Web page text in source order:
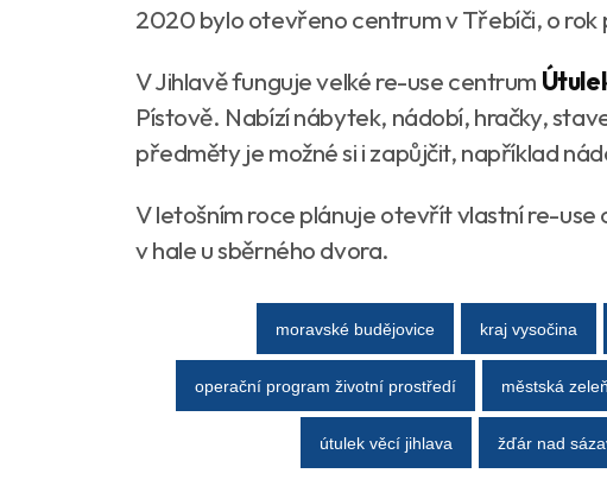
2020 bylo otevřeno centrum v Třebíči, o rok
V Jihlavě funguje velké re-use centrum
Pístově. Nabízí nábytek, nádobí, hračky,
předměty je možné si i zapůjčit, například
V letošním roce plánuje otevřít vlastní re-use
v hale u sběrného dvora.
moravské budějovice kraj vysočina
operační program životní prostředí městská zeleň
útulek věcí jihlava žďár nad